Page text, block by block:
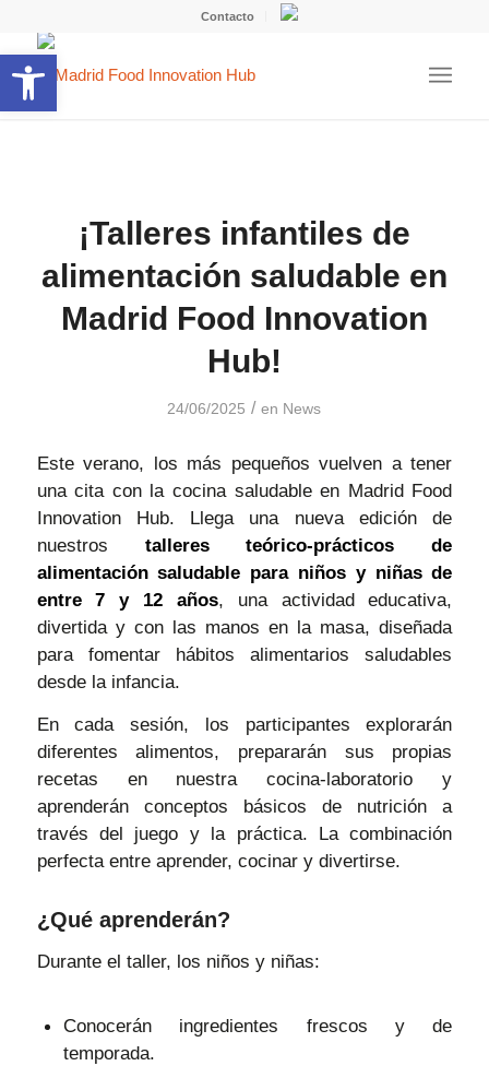
Contacto
¡Talleres infantiles de
alimentación saludable en
Madrid Food Innovation
Hub!
24/06/2025 / en News
Este verano, los más pequeños vuelven a tener
una cita con la cocina saludable en Madrid Food
Innovation Hub. Llega una nueva edición de
nuestros talleres teórico-prácticos de
alimentación saludable para niños y niñas de
entre 7 y 12 años, una actividad educativa,
divertida y con las manos en la masa, diseñada
para fomentar hábitos alimentarios saludables
desde la infancia.
En cada sesión, los participantes explorarán
diferentes alimentos, prepararán sus propias
recetas en nuestra cocina-laboratorio y
aprenderán conceptos básicos de nutrición a
través del juego y la práctica. La combinación
perfecta entre aprender, cocinar y divertirse.
¿Qué aprenderán?
Durante el taller, los niños y niñas:
Conocerán ingredientes frescos y de
temporada.
Abrir barra de herramientas